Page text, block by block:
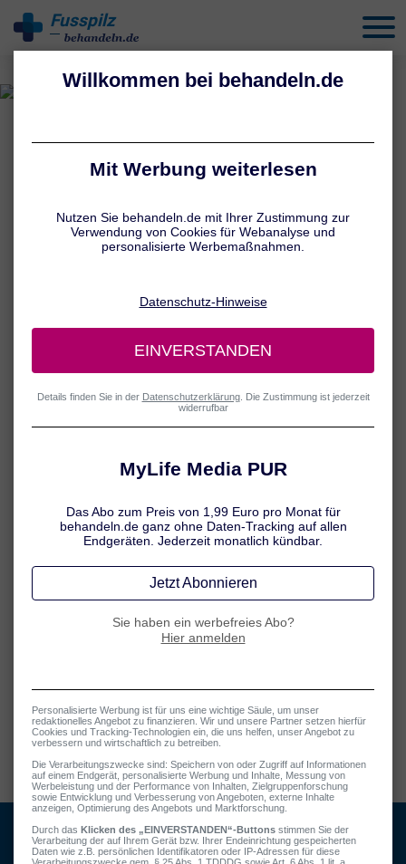
Fusspilz
Jennifer Hamatschek
Chefredaktion Medizin und Pharmazie
Jennifer Hamatschek ist eine renommierte Fachjournalistin für
Medizin und Gesundheit, die seit über 15 Jahren komplexe
Ihr interdisziplinäres Studium der Germanistik und Pharmazie an
der Ludwig-Maximilians-Universität München (LMU) bildet die
Grundlage für ihre besondere Kombination aus sprachlicher
Nach ersten journalistischen Stationen im Gesundheitsfernsehen,
unter anderem für den Bayerischen Rundfunk (BR), wechselte sie in
der MyLife Media GmbH.
Jennifer steht für evidenzbasierte, verständlich formulierte und
medienübergreifend einsetzbare Gesundheitsinformationen –
sowohl für Laien als auch Fachpublikum.
Über uns – behandeln.de
Tatiana Schmid
Sandra Winter
Fußpilz behandeln